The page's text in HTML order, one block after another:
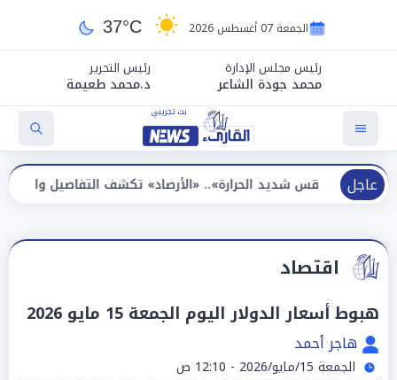
الجمعة 07 أغسطس 2026 37°C
رئيس مجلس الإدارة
محمد جودة الشاعر
رئيس التحرير
د.محمد طعيمة
عاجل
شديد الحرارة».. «الأرصاد» تكشف التفاصيل والظواهر الجوية
اقتصاد
هبوط أسعار الدولار اليوم الجمعة 15 مايو 2026
هاجر أحمد
الجمعة 15/مايو/2026 - 12:10 ص